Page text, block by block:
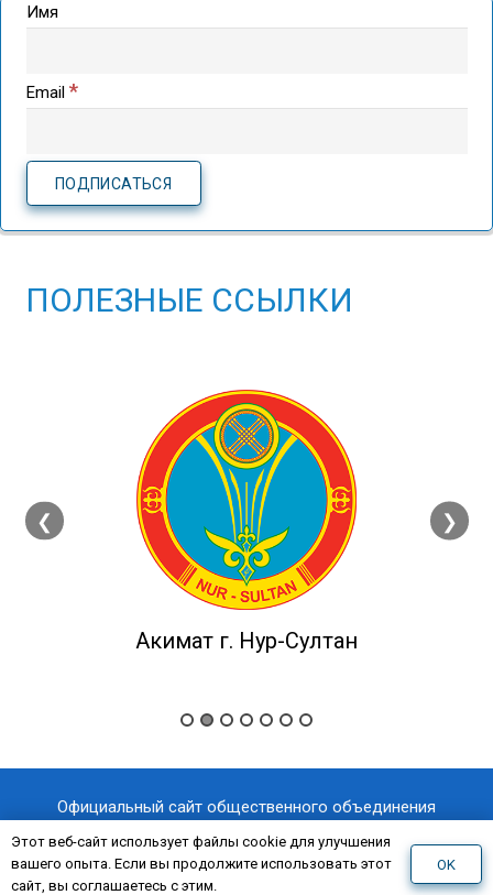
Имя
Email *
ПОЛЕЗНЫЕ ССЫЛКИ
❮
Акимат г. Нур-Султан
❯
Официальный сайт общественного объединения
«Казахстанский отраслевой профессиональный союз
работников здравоохранения«AQNİET
Этот веб-сайт использует файлы cookie для улучшения
вашего опыта. Если вы продолжите использовать этот
сайт, вы соглашаетесь с этим.
OK